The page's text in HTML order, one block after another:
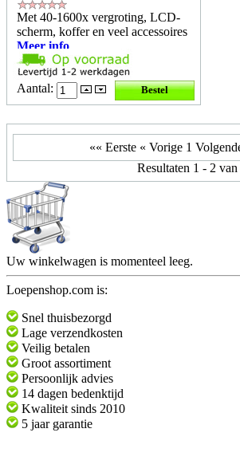
Met 40-1600x vergroting, LCD-
scherm, koffer en veel accessoires
Meer info
Aantal:
«« Eerste « Vorige 1
Resultaten 1 - 2 van
Uw winkelwagen is momenteel leeg.
Loepenshop.com is:
Snel thuisbezorgd
Lage verzendkosten
Veilig betalen
Groot assortiment
Persoonlijk advies
14 dagen bedenktijd
Kwaliteit sinds 2010
5 jaar garantie